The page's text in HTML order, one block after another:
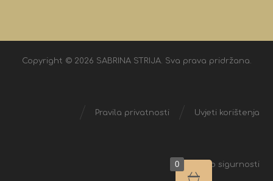
Copyright © 2026 SABRINA STRIJA. Sva prava pridržana.
Uvjeti korištenja
Pravila privatnosti
Izjava o sigurnosti
0